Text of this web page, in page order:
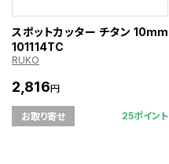
スポットカッター チタン 10mm
101114TC
RUKO
2,816円
お取り寄せ 25ポイント